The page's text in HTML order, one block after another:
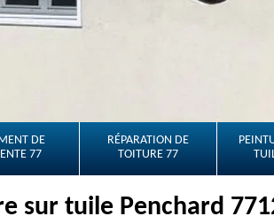
DE
77
RÉPARATION DE
TOITURE 77
sur tuile Penchard